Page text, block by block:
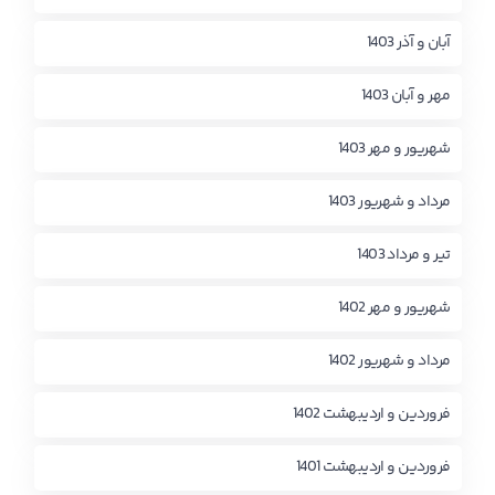
آبان و آذر 1403
مهر و آبان 1403
شهریور و مهر 1403
مرداد و شهریور 1403
تیر و مرداد 1403
شهریور و مهر 1402
مرداد و شهریور 1402
فروردین و اردیبهشت 1402
فروردین و اردیبهشت 1401